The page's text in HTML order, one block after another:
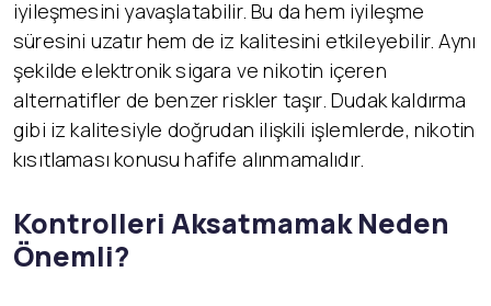
iyileşmesini yavaşlatabilir. Bu da hem iyileşme
süresini uzatır hem de iz kalitesini etkileyebilir. Aynı
şekilde elektronik sigara ve nikotin içeren
alternatifler de benzer riskler taşır. Dudak kaldırma
gibi iz kalitesiyle doğrudan ilişkili işlemlerde, nikotin
kısıtlaması konusu hafife alınmamalıdır.
Kontrolleri Aksatmamak Neden
Önemli?